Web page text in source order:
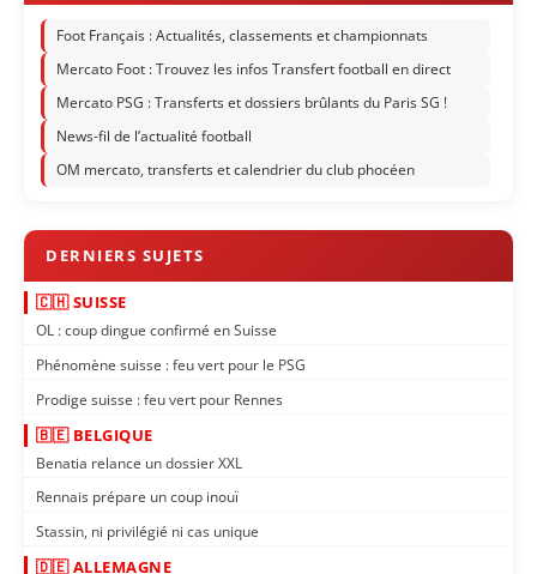
Foot Français : Actualités, classements et championnats
Mercato Foot : Trouvez les infos Transfert football en direct
Mercato PSG : Transferts et dossiers brûlants du Paris SG !
News-fil de l’actualité football
OM mercato, transferts et calendrier du club phocéen
🇨🇭 SUISSE
OL : coup dingue confirmé en Suisse
Phénomène suisse : feu vert pour le PSG
Prodige suisse : feu vert pour Rennes
🇧🇪 BELGIQUE
Benatia relance un dossier XXL
Rennais prépare un coup inouï
Stassin, ni privilégié ni cas unique
🇩🇪 ALLEMAGNE